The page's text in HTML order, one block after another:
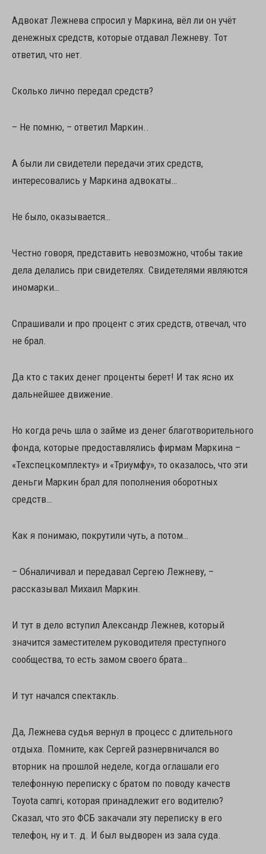
Адвокат Лежнева спросил у Маркина, вёл ли он учёт
денежных средств, которые отдавал Лежневу. Тот
ответил, что нет.
Сколько лично передал средств?
– Не помню, – ответил Маркин..
А были ли свидетели передачи этих средств,
интересовались у Маркина адвокаты…
Не было, оказывается…
Честно говоря, представить невозможно, чтобы такие
дела делались при свидетелях. Свидетелями являются
иномарки…
Спрашивали и про процент с этих средств, отвечал, что
не брал.
Да кто с таких денег проценты берет! И так ясно их
дальнейшее движение.
Но когда речь шла о займе из денег благотворительного
фонда, которые предоставлялись фирмам Маркина –
«Техспецкомплекту» и «Триумфу», то оказалось, что эти
деньги Маркин брал для пополнения оборотных
средств…
Как я понимаю, покрутили чуть, а потом…
– Обналичивал и передавал Сергею Лежневу, –
рассказывал Михаил Маркин.
И тут в дело вступил Александр Лежнев, который
значится заместителем руководителя преступного
сообщества, то есть замом своего брата…
И тут начался спектакль.
Да, Лежнева судья вернул в процесс с длительного
отдыха. Помните, как Сергей разнервничался во
вторник на прошлой неделе, когда оглашали его
телефонную переписку с братом по поводу качеств
Toyota camri, которая принадлежит его водителю?
Сказал, что это ФСБ закачали эту переписку в его
телефон, ну и т. д. И был выдворен из зала суда.